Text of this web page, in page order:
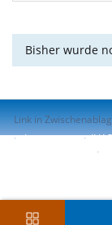
Bisher wurde
Link in
Impressum